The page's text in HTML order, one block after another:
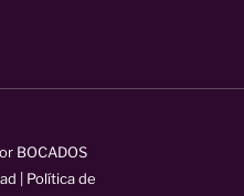
BOCADOS
Política de